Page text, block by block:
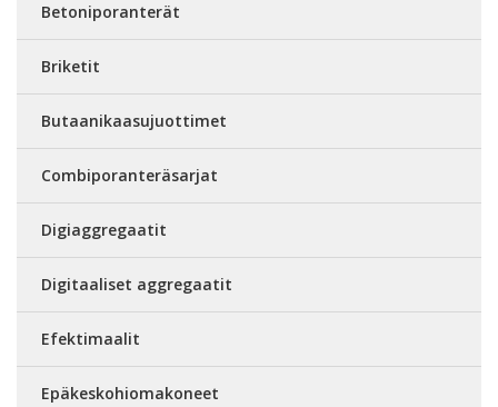
Betoniporanterät
Briketit
Butaanikaasujuottimet
Combiporanteräsarjat
Digiaggregaatit
Digitaaliset aggregaatit
Efektimaalit
Epäkeskohiomakoneet